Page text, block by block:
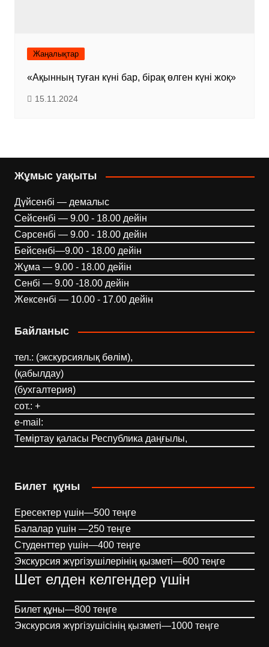
Жаңалықтар
«Ақынның туған күні бар, бірақ өлген күні жоқ»
15.11.2024
Жұмыс уақыты
Дүйсенбі — демалыс
Сейсенбі — 9.00 - 18.00 дейін
Сәрсенбі — 9.00 - 18.00 дейін
Бейсенбі—9.00 - 18.00 дейін
Жұма — 9.00 - 18.00 дейін
Сенбі — 9.00 -18.00 дейін
Жексенбі — 10.00 - 17.00 дейін
Байланыс
тел.: (экскурсиялық бөлім),
(қабылдау)
(бухгалтерия)
сот.: +
e-mail:
Теміртау қаласы Республика даңғылы,
Билет құны
Ересектер үшін—500 теңге
Балалар үшін —250 теңге
Студенттер үшін—400 теңге
Экскурсия жүргізушілерінің қызметі—600 теңге
Шет елден келгендер үшін
Билет құны—800 теңге
Экскурсия жүргізушісінің қызметі—1000 теңге